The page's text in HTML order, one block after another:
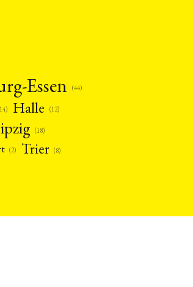
Essen (44)
Halle (12)
(18)
(2) Trier (8)